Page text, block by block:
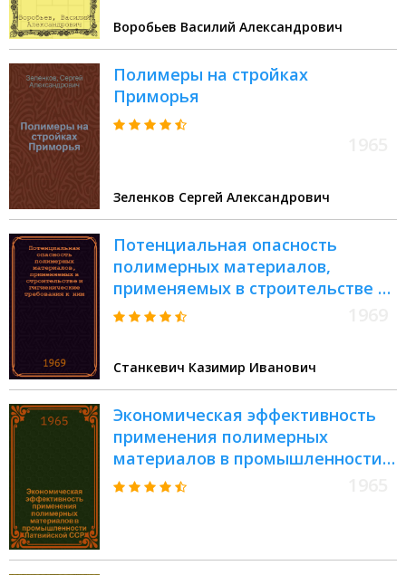
Воробьев Василий Александрович
Полимеры на стройках
Приморья
Зеленков Сергей Александрович
Потенциальная опасность
полимерных материалов,
применяемых в строительстве и
гигиенические требования к ним
Станкевич Казимир Иванович
Экономическая эффективность
применения полимерных
материалов в промышленности
Латвийской ССР : (Аналит. обзор)